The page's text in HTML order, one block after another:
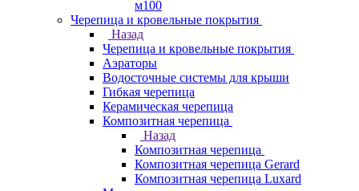
м100
Черепица и кровельные покрытия
Назад
Черепица и кровельные покрытия
Аэраторы
Водосточные системы для крыши
Гибкая черепица
Керамическая черепица
Композитная черепица
Назад
Композитная черепица
Композитная черепица Gerard
Композитная черепица Luxard